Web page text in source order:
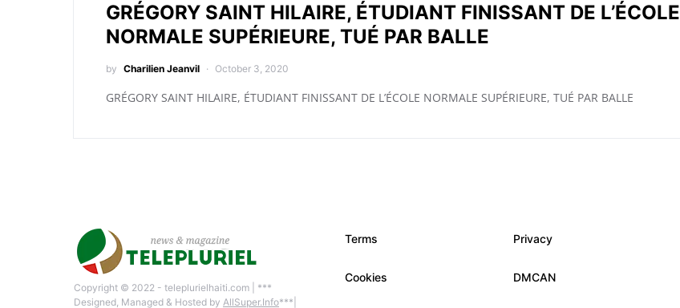
GRÉGORY SAINT HILAIRE, ÉTUDIANT FINISSANT DE L’ÉCOLE
NORMALE SUPÉRIEURE, TUÉ PAR BALLE
by Charilien Jeanvil October 3, 2020
GRÉGORY SAINT HILAIRE, ÉTUDIANT FINISSANT DE L’ÉCOLE NORMALE SUPÉRIEURE, TUÉ PAR BALLE
Copyright © 2022 - teleplurielhaiti.com | ***
Designed, Managed & Hosted by AllSuper.Info***|
Terms Privacy
Cookies DMCAN